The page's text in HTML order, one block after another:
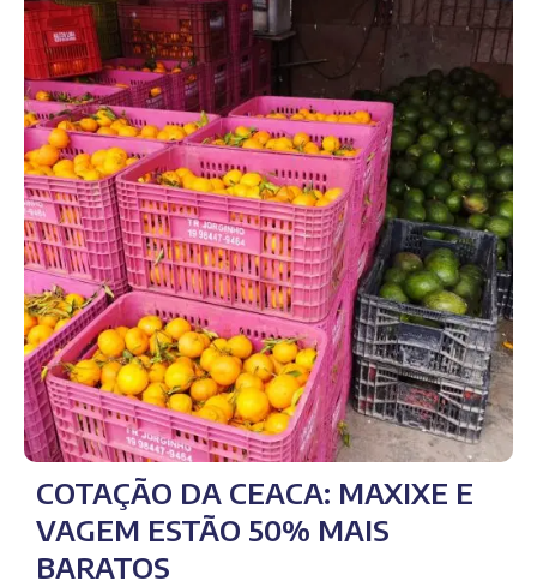
COTAÇÃO DA CEACA: MAXIXE E
VAGEM ESTÃO 50% MAIS
BARATOS